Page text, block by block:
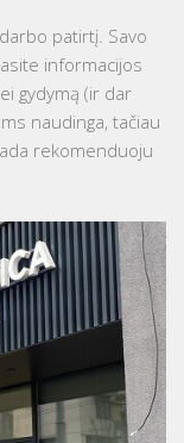
patirtį. Savo
informacijos
gydymą (ir dar
naudinga, tačiau
rekomenduoju